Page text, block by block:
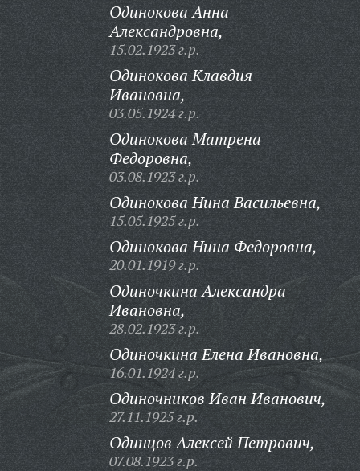
Одинокова Анна
Александровна,
15.02.1923 г.р.
Одинокова Клавдия
Ивановна,
03.05.1924 г.р.
Одинокова Матрена
Федоровна,
03.08.1923 г.р.
Одинокова Нина Васильевна,
15.05.1925 г.р.
Одинокова Нина Федоровна,
20.01.1919 г.р.
Одиночкина Александра
Ивановна,
28.02.1923 г.р.
Одиночкина Елена Ивановна,
16.01.1924 г.р.
Одиночников Иван Иванович,
27.11.1925 г.р.
Одинцов Алексей Петрович,
07.08.1923 г.р.